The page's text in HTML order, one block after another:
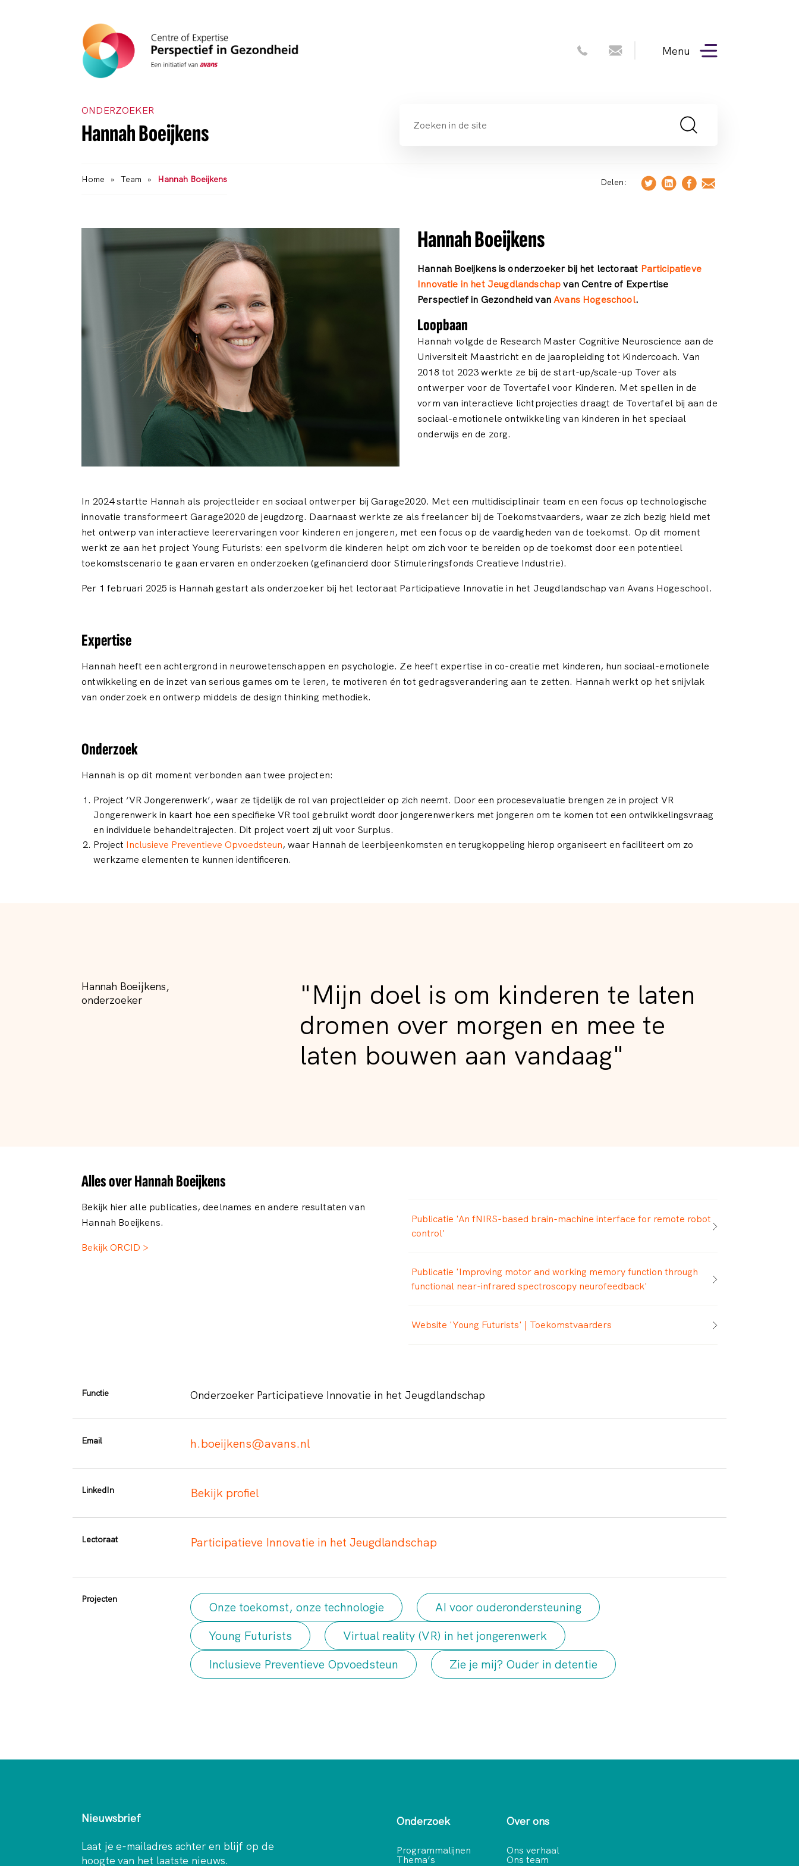
Menu
ONDERZOEKER
Hannah Boeijkens
Home » Team » Hannah Boeijkens Delen:
Hannah Boeijkens
Hannah Boeijkens is onderzoeker bij het lectoraat Participatieve
Innovatie in het Jeugdlandschapvan Centre of Expertise
Perspectief in Gezondheid vanAvans Hogeschool.
Loopbaan
Hannah volgde de Research Master Cognitive Neuroscience aan de
Universiteit Maastricht en de jaaropleiding tot Kindercoach. Van
2018 tot 2023 werkte ze bij de start-up/scale-up Tover als
ontwerper voor de Tovertafel voor Kinderen. Met spellen in de
vorm van interactieve lichtprojecties draagt de Tovertafel bij aan de
sociaal-emotionele ontwikkeling van kinderen in het speciaal
onderwijs en de zorg.
In 2024 startte Hannah als projectleider en sociaal ontwerper bij Garage2020. Met een multidisciplinair team en een focus op technologische
innovatie transformeert Garage2020 de jeugdzorg. Daarnaast werkte ze als freelancer bij de Toekomstvaarders, waar ze zich bezig hield met
het ontwerp van interactieve leerervaringen voor kinderen en jongeren, met een focus op de vaardigheden van de toekomst. Op dit moment
werkt ze aan het project Young Futurists: een spelvorm die kinderen helpt om zich voor te bereiden op de toekomst door een potentieel
toekomstscenario te gaan ervaren en onderzoeken (gefinancierd door Stimuleringsfonds Creatieve Industrie).
Per 1 februari 2025 is Hannah gestart als onderzoeker bij het lectoraat Participatieve Innovatie in het Jeugdlandschap van Avans Hogeschool.
Expertise
Hannah heeft een achtergrond in neurowetenschappen en psychologie. Ze heeft expertise in co-creatie met kinderen, hun sociaal-emotionele
ontwikkeling en de inzet van serious games om te leren, te motiveren én tot gedragsverandering aan te zetten. Hannah werkt op het snijvlak
van onderzoek en ontwerp middels de design thinking methodiek.
Onderzoek
Hannah is op dit moment verbonden aan twee projecten:
Project ‘VR Jongerenwerk’, waar ze tijdelijk de rol van projectleider op zich neemt. Door een procesevaluatie brengen ze in project VR
Jongerenwerk in kaart hoe een specifieke VR tool gebruikt wordt door jongerenwerkers met jongeren om te komen tot een ontwikkelingsvraag
en individuele behandeltrajecten. Dit project voert zij uit voor Surplus.
Project Inclusieve Preventieve Opvoedsteun, waar Hannah de leerbijeenkomsten en terugkoppeling hierop organiseert en faciliteert om zo
werkzame elementen te kunnen identificeren.
Hannah Boeijkens,
onderzoeker
"Mijn doel is om kinderen te laten
dromen over morgen en mee te
laten bouwen aan vandaag"
Alles over Hannah Boeijkens
Bekijk hier alle publicaties, deelnames en andere resultaten van
Hannah Boeijkens.
Bekijk ORCID >
Publicatie 'An fNIRS-based brain-machine interface for remote robot
control'
Publicatie 'Improving motor and working memory function through
functional near-infrared spectroscopy neurofeedback'
Website 'Young Futurists' | Toekomstvaarders
Functie Onderzoeker Participatieve Innovatie in het Jeugdlandschap
Email h.boeijkens@avans.nl
LinkedIn Bekijk profiel
Lectoraat Participatieve Innovatie in het Jeugdlandschap
Projecten
Onze toekomst, onze technologie
AI voor ouderondersteuning
Young Futurists
Virtual reality (VR) in het jongerenwerk
Inclusieve Preventieve Opvoedsteun
Zie je mij? Ouder in detentie
Nieuwsbrief
Laat je e-mailadres achter en blijf op de
hoogte van het laatste nieuws.
Onderzoek
Programmalijnen
Thema’s
Over ons
Ons verhaal
Ons team